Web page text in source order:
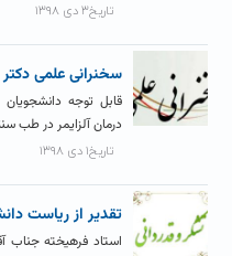
تاریخ۳ دی ۱۳۹۸
سخنرانی علمی دکتر
قابل توجه
درمان آلزایمر در طب
تاریخ۱ دی ۱۳۹۸
تقدیر از ریاست
استاد فرهیخته جناب